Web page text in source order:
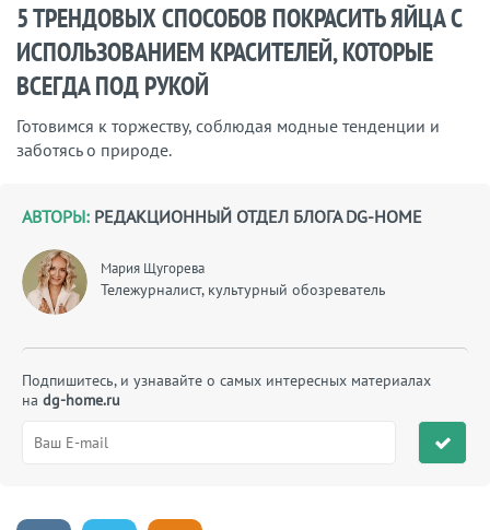
5 ТРЕНДОВЫХ СПОСОБОВ ПОКРАСИТЬ ЯЙЦА С
ИСПОЛЬЗОВАНИЕМ КРАСИТЕЛЕЙ, КОТОРЫЕ
ВСЕГДА ПОД РУКОЙ
Готовимся к торжеству, соблюдая модные тенденции и
заботясь о природе.
АВТОРЫ: РЕДАКЦИОННЫЙ ОТДЕЛ БЛОГА DG-HOME
Мария Щугорева
Тележурналист, культурный обозреватель
Подпишитесь, и узнавайте о самых интересных материалах
на dg-home.ru